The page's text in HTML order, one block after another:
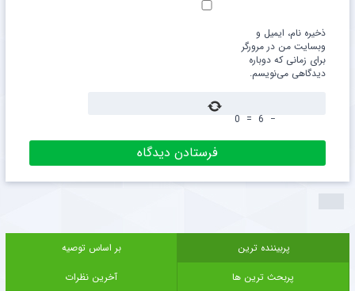
ذخیره نام، ایمیل و
وبسایت من در مرورگر
برای زمانی که دوباره
دیدگاهی می‌نویسم.
−
6
=
0
پربیننده ترین
بر اساس توصیه
پربحث ترین ها
آخرین نظرات